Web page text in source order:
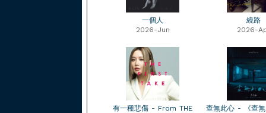
一個人
2026-Jun
繞路
2026-
有一種悲傷 - From THE
查無此心 - 《查